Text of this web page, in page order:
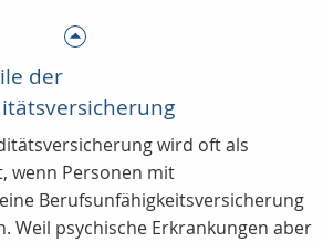
der
wird oft als
wenn Personen mit
Berufsunfähigkeitsversicherung
Weil psychische Erkrankungen aber